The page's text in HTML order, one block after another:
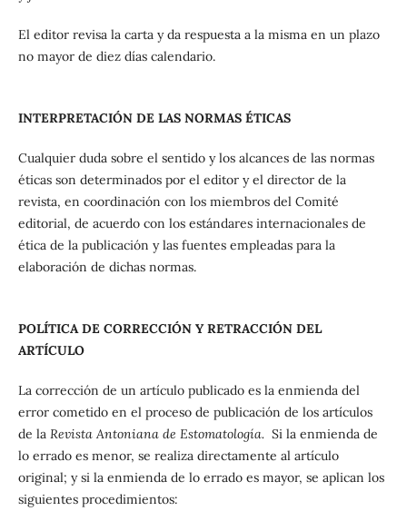
El editor revisa la carta y da respuesta a la misma en un plazo
no mayor de diez días calendario.
INTERPRETACIÓN DE LAS NORMAS ÉTICAS
Cualquier duda sobre el sentido y los alcances de las normas
éticas son determinados por el editor y el director de la
revista, en coordinación con los miembros del Comité
editorial, de acuerdo con los estándares internacionales de
ética de la publicación y las fuentes empleadas para la
elaboración de dichas normas.
POLÍTICA DE CORRECCIÓN Y RETRACCIÓN DEL
ARTÍCULO
La corrección de un artículo publicado es la enmienda del
error cometido en el proceso de publicación de los artículos
de la Revista Antoniana de Estomatología. Si la enmienda de
lo errado es menor, se realiza directamente al artículo
original; y si la enmienda de lo errado es mayor, se aplican los
siguientes procedimientos: